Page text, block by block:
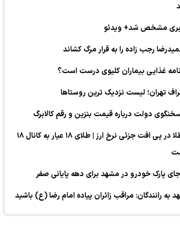
مشخص شد+ ویدئو
رجب زاده را به قرار مرگ کشاند
غذایی بیماران کلیوی درست است؟
تهران؛ لیست نزدیک ترین روستاها
دولت درباره قیمت بنزین و رقم کالابرگ
عقب‌نشینی قیمت طلا در پی افت جزئی نرخ ارز | طلای ۱۸ عیار به کانال ۱۸
رانندگان: مراقب زائران پیاده امام رضا (ع) باشید